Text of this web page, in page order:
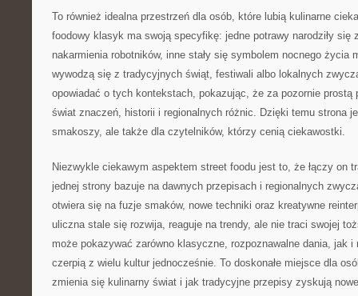
To również idealna przestrzeń dla osób, które lubią kulinarne
foodowy klasyk ma swoją specyfikę: jedne potrawy narodziły się
nakarmienia robotników, inne stały się symbolem nocnego życia
wywodzą się z tradycyjnych świąt, festiwali albo lokalnych
opowiadać o tych kontekstach, pokazując, że za pozornie prostą
świat znaczeń, historii i regionalnych różnic. Dzięki temu strona
smakoszy, ale także dla czytelników, którzy cenią ciekawostki.
Niezwykle ciekawym aspektem street foodu jest to, że łączy on
jednej strony bazuje na dawnych przepisach i regionalnych
otwiera się na fuzje smaków, nowe techniki oraz kreatywne
uliczna stale się rozwija, reaguje na trendy, ale nie traci swojej
może pokazywać zarówno klasyczne, rozpoznawalne dania, jak i
czerpią z wielu kultur jednocześnie. To doskonałe miejsce dla
zmienia się kulinarny świat i jak tradycyjne przepisy zyskują